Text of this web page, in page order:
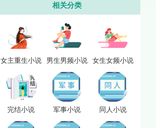
相关分类
女主重生小说 男生男频小说 女生女频小说
完结小说 军事小说 同人小说